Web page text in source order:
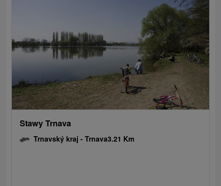
Stawy Trnava
Trnavský kraj -Trnava3.21 Km